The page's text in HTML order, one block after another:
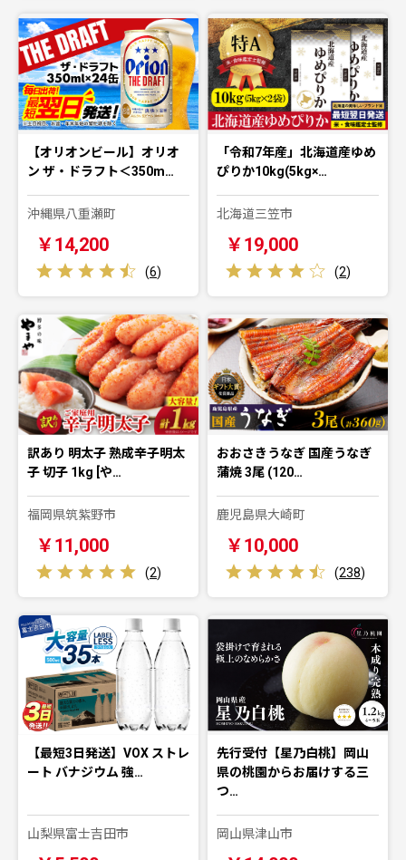
【オリオンビール】オリオ
ン ザ・ドラフト＜350m…
沖縄県八重瀬町
￥14,200
(6)
「令和7年産」北海道産ゆめ
ぴりか10kg(5kg×…
北海道三笠市
￥19,000
(2)
訳あり 明太子 熟成辛子明太
子 切子 1kg [や…
福岡県筑紫野市
￥11,000
(2)
おおさきうなぎ 国産うなぎ
蒲焼 3尾 (120…
鹿児島県大崎町
￥10,000
(238)
【最短3日発送】VOX ストレ
ート バナジウム 強…
山梨県富士吉田市
先行受付【星乃白桃】岡山
県の桃園からお届けする三
つ…
岡山県津山市